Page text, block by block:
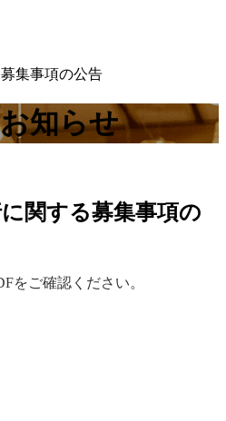
集事項の公告
お知らせ
関する募集事項の
をご確認ください。